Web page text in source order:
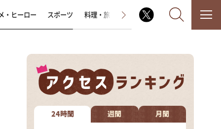
なるみ・岡村の過ぎるTV
相席食堂
・ヒーロー スポーツ 料理・旅 ラジオ番組 その他
24時間 週間 月間